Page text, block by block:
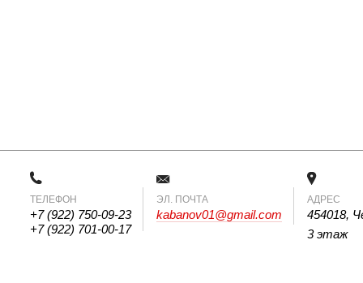
ТЕЛЕФОН
+7 (922) 750-09-23
+7 (922) 701-00-17
ЭЛ. ПОЧТА
kabanov01@gmail.com
АДРЕС
454018,
3 этаж